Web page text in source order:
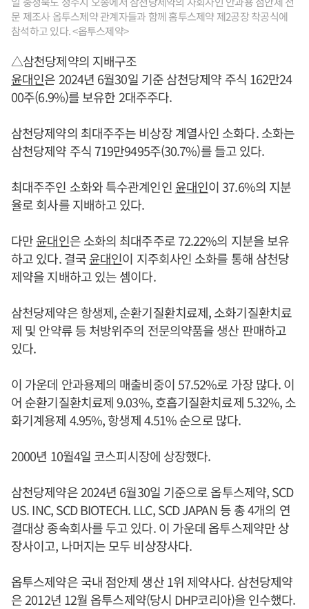
문 제조사 옵투스제약 관계자들과 함께 홈투스제약 제2공장 착공식에
참석하고 있다. <옵투스제약>
△삼천당제약의 지배구조
윤대인은 2024년 6월30일 기준 삼천당제약 주식 162만24
00주(6.9%)를 보유한 2대주주다.
삼천당제약의 최대주주는 비상장 계열사인 소화다. 소화는
삼천당제약 주식 719만9495주(30.7%)를 들고 있다.
최대주주인 소화와 특수관계인인 윤대인이 37.6%의 지분
율로 회사를 지배하고 있다.
다만윤대인은 소화의 최대주주로 72.22%의 지분을 보유
하고 있다. 결국윤대인이 지주회사인 소화를 통해 삼천당
제약을 지배하고 있는 셈이다.
삼천당제약은 항생제, 순환기질환치료제, 소화기질환치료
제 및 안약류 등 처방위주의 전문의약품을 생산 판매하고
있다.
이 가운데 안과용제의 매출비중이 57.52%로 가장 많다. 이
어 순환기질환치료제 9.03%, 호흡기질환치료제 5.32%, 소
화기계용제 4.95%, 항생제 4.51% 순으로 많다.
2000년 10월4일 코스피시장에 상장했다.
삼천당제약은 2024년 6월30일 기준으로 옵투스제약, SCD
US. INC, SCD BIOTECH. LLC, SCD JAPAN 등 총 4개의 연
결대상 종속회사를 두고 있다. 이 가운데 옵투스제약만 상
장사이고, 나머지는 모두 비상장사다.
옵투스제약은 국내 점안제 생산 1위 제약사다. 삼천당제약
은 2012년 12월 옵투스제약(당시 DHP코리아)을 인수했다.